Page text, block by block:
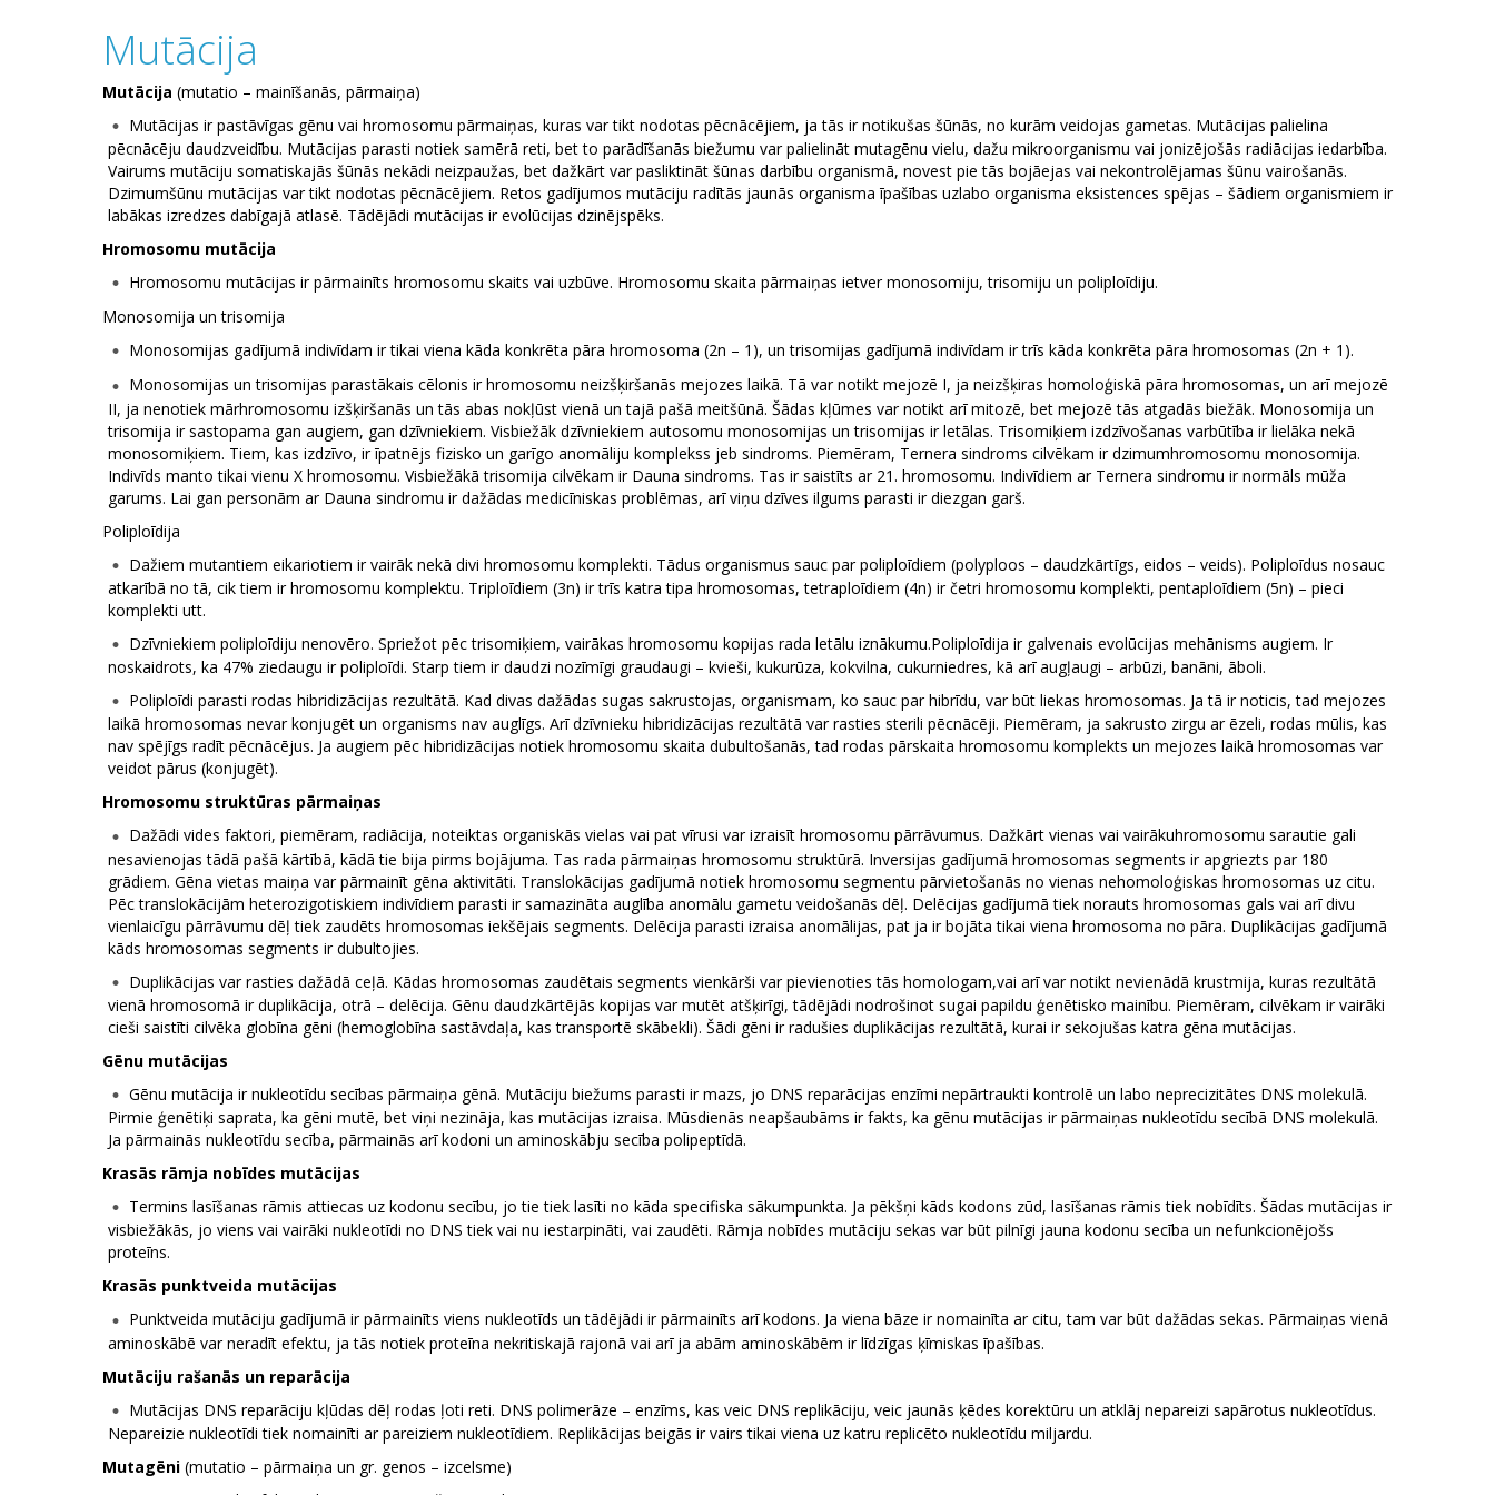
Mutācija
Mutācija (mutatio – mainīšanās, pārmaiņa)
Mutācijas ir pastāvīgas gēnu vai hromosomu pārmaiņas, kuras var tikt nodotas pēcnācējiem, ja tās ir notikušas šūnās, no kurām veidojas gametas. Mutācijas palielina
pēcnācēju daudzveidību. Mutācijas parasti notiek samērā reti, bet to parādīšanās biežumu var palielināt mutagēnu vielu, dažu mikroorganismu vai jonizējošās radiācijas iedarbība.
Vairums mutāciju somatiskajās šūnās nekādi neizpaužas, bet dažkārt var pasliktināt šūnas darbību organismā, novest pie tās bojāejas vai nekontrolējamas šūnu vairošanās.
Dzimumšūnu mutācijas var tikt nodotas pēcnācējiem. Retos gadījumos mutāciju radītās jaunās organisma īpašības uzlabo organisma eksistences spējas – šādiem organismiem ir
labākas izredzes dabīgajā atlasē. Tādējādi mutācijas ir evolūcijas dzinējspēks.
Hromosomu mutācija
Hromosomu mutācijas ir pārmainīts hromosomu skaits vai uzbūve. Hromosomu skaita pārmaiņas ietver monosomiju, trisomiju un poliploīdiju.
Monosomija un trisomija
Monosomijas gadījumā indivīdam ir tikai viena kāda konkrēta pāra hromosoma (2n – 1), un trisomijas gadījumā indivīdam ir trīs kāda konkrēta pāra hromosomas (2n + 1).
Monosomijas un trisomijas parastākais cēlonis ir hromosomu neizšķiršanās mejozes laikā. Tā var notikt mejozē I, ja neizšķiras homoloģiskā pāra hromosomas, un arī mejozē
II, ja nenotiek mārhromosomu izšķiršanās un tās abas nokļūst vienā un tajā pašā meitšūnā. Šādas kļūmes var notikt arī mitozē, bet mejozē tās atgadās biežāk. Monosomija un
trisomija ir sastopama gan augiem, gan dzīvniekiem. Visbiežāk dzīvniekiem autosomu monosomijas un trisomijas ir letālas. Trisomiķiem izdzīvošanas varbūtība ir lielāka nekā
monosomiķiem. Tiem, kas izdzīvo, ir īpatnējs fizisko un garīgo anomāliju komplekss jeb sindroms. Piemēram, Ternera sindroms cilvēkam ir dzimumhromosomu monosomija.
Indivīds manto tikai vienu X hromosomu. Visbiežākā trisomija cilvēkam ir Dauna sindroms. Tas ir saistīts ar 21. hromosomu. Indivīdiem ar Ternera sindromu ir normāls mūža
garums. Lai gan personām ar Dauna sindromu ir dažādas medicīniskas problēmas, arī viņu dzīves ilgums parasti ir diezgan garš.
Poliploīdija
Dažiem mutantiem eikariotiem ir vairāk nekā divi hromosomu komplekti. Tādus organismus sauc par poliploīdiem (polyploos – daudzkārtīgs, eidos – veids). Poliploīdus nosauc
atkarībā no tā, cik tiem ir hromosomu komplektu. Triploīdiem (3n) ir trīs katra tipa hromosomas, tetraploīdiem (4n) ir četri hromosomu komplekti, pentaploīdiem (5n) – pieci
komplekti utt.
Dzīvniekiem poliploīdiju nenovēro. Spriežot pēc trisomiķiem, vairākas hromosomu kopijas rada letālu iznākumu.Poliploīdija ir galvenais evolūcijas mehānisms augiem. Ir
noskaidrots, ka 47% ziedaugu ir poliploīdi. Starp tiem ir daudzi nozīmīgi graudaugi – kvieši, kukurūza, kokvilna, cukurniedres, kā arī augļaugi – arbūzi, banāni, āboli.
Poliploīdi parasti rodas hibridizācijas rezultātā. Kad divas dažādas sugas sakrustojas, organismam, ko sauc par hibrīdu, var būt liekas hromosomas. Ja tā ir noticis, tad mejozes
laikā hromosomas nevar konjugēt un organisms nav auglīgs. Arī dzīvnieku hibridizācijas rezultātā var rasties sterili pēcnācēji. Piemēram, ja sakrusto zirgu ar ēzeli, rodas mūlis, kas
nav spējīgs radīt pēcnācējus. Ja augiem pēc hibridizācijas notiek hromosomu skaita dubultošanās, tad rodas pārskaita hromosomu komplekts un mejozes laikā hromosomas var
veidot pārus (konjugēt).
Hromosomu struktūras pārmaiņas
Dažādi vides faktori, piemēram, radiācija, noteiktas organiskās vielas vai pat vīrusi var izraisīt hromosomu pārrāvumus. Dažkārt vienas vai vairākuhromosomu sarautie gali
nesavienojas tādā pašā kārtībā, kādā tie bija pirms bojājuma. Tas rada pārmaiņas hromosomu struktūrā. Inversijas gadījumā hromosomas segments ir apgriezts par 180
grādiem. Gēna vietas maiņa var pārmainīt gēna aktivitāti. Translokācijas gadījumā notiek hromosomu segmentu pārvietošanās no vienas nehomoloģiskas hromosomas uz citu.
Pēc translokācijām heterozigotiskiem indivīdiem parasti ir samazināta auglība anomālu gametu veidošanās dēļ. Delēcijas gadījumā tiek norauts hromosomas gals vai arī divu
vienlaicīgu pārrāvumu dēļ tiek zaudēts hromosomas iekšējais segments. Delēcija parasti izraisa anomālijas, pat ja ir bojāta tikai viena hromosoma no pāra. Duplikācijas gadījumā
kāds hromosomas segments ir dubultojies.
Duplikācijas var rasties dažādā ceļā. Kādas hromosomas zaudētais segments vienkārši var pievienoties tās homologam,vai arī var notikt nevienādā krustmija, kuras rezultātā
vienā hromosomā ir duplikācija, otrā – delēcija. Gēnu daudzkārtējās kopijas var mutēt atšķirīgi, tādējādi nodrošinot sugai papildu ģenētisko mainību. Piemēram, cilvēkam ir vairāki
cieši saistīti cilvēka globīna gēni (hemoglobīna sastāvdaļa, kas transportē skābekli). Šādi gēni ir radušies duplikācijas rezultātā, kurai ir sekojušas katra gēna mutācijas.
Gēnu mutācijas
Gēnu mutācija ir nukleotīdu secības pārmaiņa gēnā. Mutāciju biežums parasti ir mazs, jo DNS reparācijas enzīmi nepārtraukti kontrolē un labo neprecizitātes DNS molekulā.
Pirmie ģenētiķi saprata, ka gēni mutē, bet viņi nezināja, kas mutācijas izraisa. Mūsdienās neapšaubāms ir fakts, ka gēnu mutācijas ir pārmaiņas nukleotīdu secībā DNS molekulā.
Ja pārmainās nukleotīdu secība, pārmainās arī kodoni un aminoskābju secība polipeptīdā.
Krasās rāmja nobīdes mutācijas
Termins lasīšanas rāmis attiecas uz kodonu secību, jo tie tiek lasīti no kāda specifiska sākumpunkta. Ja pēkšņi kāds kodons zūd, lasīšanas rāmis tiek nobīdīts. Šādas mutācijas ir
visbiežākās, jo viens vai vairāki nukleotīdi no DNS tiek vai nu iestarpināti, vai zaudēti. Rāmja nobīdes mutāciju sekas var būt pilnīgi jauna kodonu secība un nefunkcionējošs
proteīns.
Krasās punktveida mutācijas
Punktveida mutāciju gadījumā ir pārmainīts viens nukleotīds un tādējādi ir pārmainīts arī kodons. Ja viena bāze ir nomainīta ar citu, tam var būt dažādas sekas. Pārmaiņas vienā
aminoskābē var neradīt efektu, ja tās notiek proteīna nekritiskajā rajonā vai arī ja abām aminoskābēm ir līdzīgas ķīmiskas īpašības.
Mutāciju rašanās un reparācija
Mutācijas DNS reparāciju kļūdas dēļ rodas ļoti reti. DNS polimerāze – enzīms, kas veic DNS replikāciju, veic jaunās ķēdes korektūru un atklāj nepareizi sapārotus nukleotīdus.
Nepareizie nukleotīdi tiek nomainīti ar pareiziem nukleotīdiem. Replikācijas beigās ir vairs tikai viena uz katru replicēto nukleotīdu miljardu.
Mutagēni (mutatio – pārmaiņa un gr. genos – izcelsme)